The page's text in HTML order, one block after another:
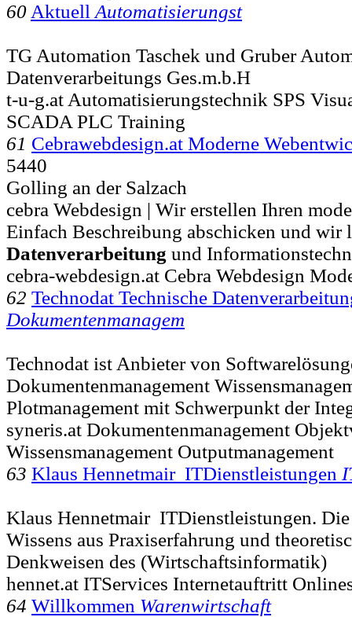
60 Aktuell Automatisierungst
TG Automation Taschek und Gruber
Datenverarbeitungs Ges.m.b.H
t-u-g.at Automatisierungstechnik SPS
SCADA PLC Training
61 Cebrawebdesign.at Moderne
5440
Golling an der Salzach
cebra Webdesign | Wir erstellen Ihren
Einfach Beschreibung abschicken und wir
Datenverarbeitung und
cebra-webdesign.at Cebra Webdesign
62 Technodat Technische
Dokumentenmanagem
Technodat ist Anbieter von
Dokumentenmanagement
Plotmanagement mit Schwerpunkt der
syneris.at Dokumentenmanagement
Wissensmanagement Outputmanagement
63 Klaus Hennetmair ITDienstleistungen
Klaus Hennetmair ITDienstleistungen.
Wissens aus Praxiserfahrung und
Denkweisen des (Wirtschaftsinformatik)
hennet.at ITServices Internetauftritt
64 Willkommen Warenwirtschaft